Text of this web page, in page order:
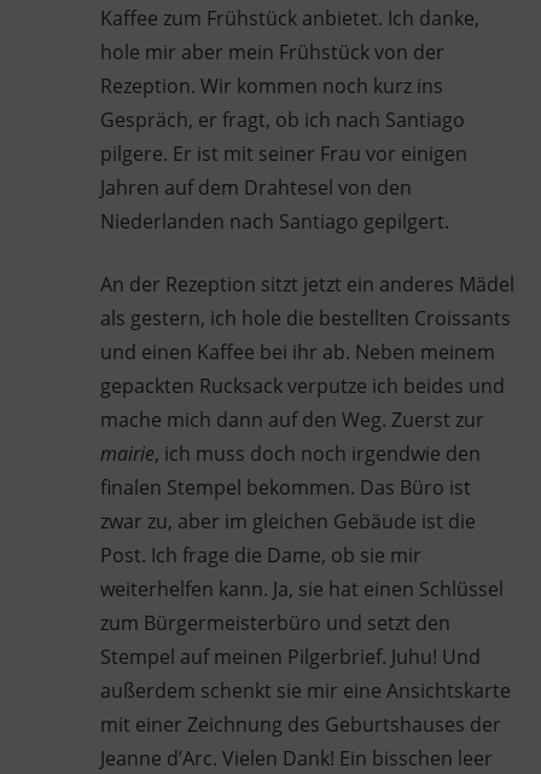
Kaffee zum Frühstück anbietet. Ich danke,
hole mir aber mein Frühstück von der
Rezeption. Wir kommen noch kurz ins
Gespräch, er fragt, ob ich nach Santiago
pilgere. Er ist mit seiner Frau vor einigen
Jahren auf dem Drahtesel von den
Niederlanden nach Santiago gepilgert.
An der Rezeption sitzt jetzt ein anderes Mädel
als gestern, ich hole die bestellten Croissants
und einen Kaffee bei ihr ab. Neben meinem
gepackten Rucksack verputze ich beides und
mache mich dann auf den Weg. Zuerst zur
mairie, ich muss doch noch irgendwie den
finalen Stempel bekommen. Das Büro ist
zwar zu, aber im gleichen Gebäude ist die
Post. Ich frage die Dame, ob sie mir
weiterhelfen kann. Ja, sie hat einen Schlüssel
zum Bürgermeisterbüro und setzt den
Stempel auf meinen Pilgerbrief. Juhu! Und
außerdem schenkt sie mir eine Ansichtskarte
mit einer Zeichnung des Geburtshauses der
Jeanne d’Arc. Vielen Dank! Ein bisschen leer